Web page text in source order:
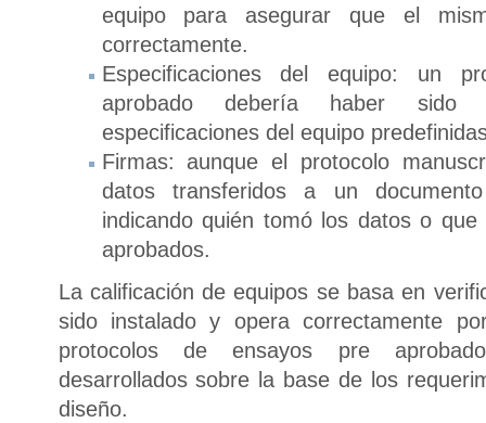
equipo para asegurar que el
correctamente.
Especificaciones del equipo: un
aprobado debería haber sido
especificaciones del equipo
Firmas: aunque el protocolo
datos transferidos a un
indicando quién tomó los datos o
aprobados.
La calificación de equipos se basa en
sido instalado y opera correctamente
protocolos de ensayos pre
desarrollados sobre la base de los
diseño.